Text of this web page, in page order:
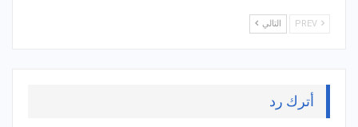
التالي
أترك رد